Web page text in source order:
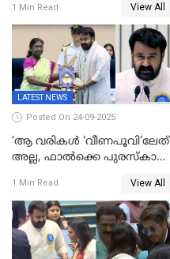
കാണാം
1 Min Read View All
LATEST NEWS
Posted On 24-09-2025
‘ആ വരികള്‍ ‘വീണപൂവി’ലേത്
അല്ല, ഫാൽക്കെ പുരസ്‌കാരം
മോഹന്‍ലാല്‍ ഉദ്ധരിച്ച
വരികളെ ചൊല്ലി
സാമൂഹികമാധ്യമങ്ങളില്‍
ചര്‍ച്ച
1 Min Read View All